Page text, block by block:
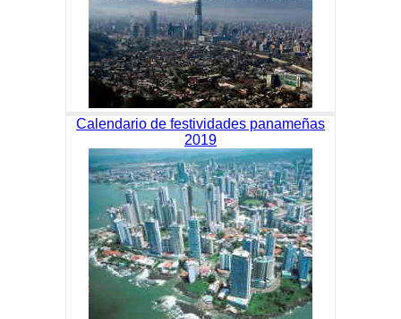
Calendario de festividades panameñas
2019